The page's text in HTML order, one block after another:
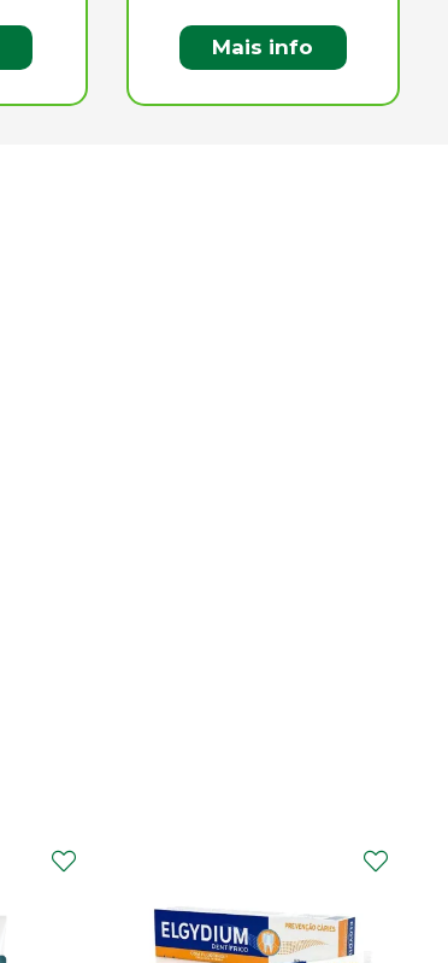
Mais info
Curaprox Surgical
Escova Dentes Mega